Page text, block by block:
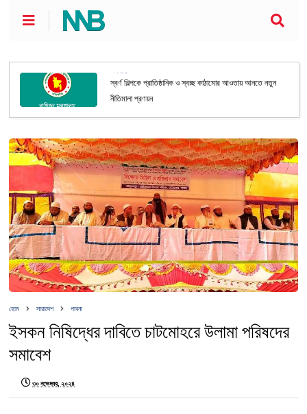
স্বর্ণ শিল্পকে প্রাতিষ্ঠানিক ও স্বচ্ছ কাঠামোর আওতায় আনতে নতুন
নীতিমালা প্রণয়ন
হোম সারাদেশ পাবনা
ইসকন নিষিদ্ধের দাবিতে চাটমোহরে উলামা পরিষদের
সমাবেশ
৩০ নভেম্বর, ২০২৪